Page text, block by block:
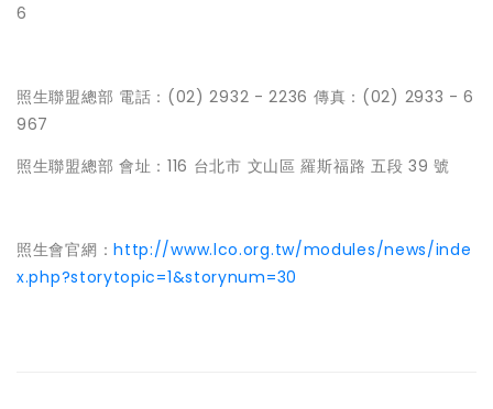
6
照生聯盟總部 電話：(02) 2932 - 2236 傳真：(02) 2933 - 6
967
照生聯盟總部 會址：116 台北市 文山區 羅斯福路 五段 39 號
照生會官網：http://www.lco.org.tw/modules/news/inde
x.php?storytopic=1&storynum=30